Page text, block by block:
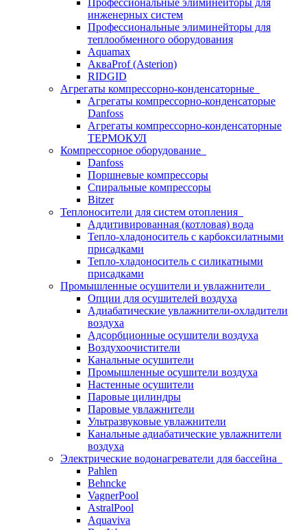
Профессиональные элиминейторы для
инженерных систем
Профессиональные элиминейторы для
теплообменного оборудования
Aquamax
АкваProf (Asterion)
RIDGID
Агрегаты компрессорно-конденсаторные
Агрегаты компрессорно-конденсаторые
Danfoss
Агрегаты компрессорно-конденсаторные
ТЕРМОКУЛ
Компрессорное оборудование
Danfoss
Поршневые компрессоры
Спиральные компрессоры
Bitzer
Теплоносители для систем отопления
Аддитивированная (котловая) вода
Тепло-хладоноситель с карбоксилатными
присадками
Тепло-хладоноситель с силикатными
присадками
Промышленные осушители и увлажнители
Опции для осушителей воздуха
Адиабатические увлажнители-охладители
воздуха
Адсорбционные осушители воздуха
Воздухоочистители
Канальные осушители
Промышленные осушители воздуха
Настенные осушители
Паровые цилиндры
Паровые увлажнители
Ультразвуковые увлажнители
Канальные адиабатические увлажнители
воздуха
Электрические водонагреватели для бассейна
Pahlen
Behncke
VagnerPool
AstralPool
Aquaviva